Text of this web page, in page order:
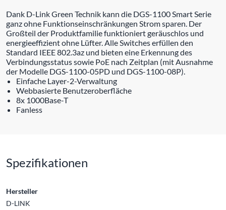
Dank D-Link Green Technik kann die DGS-1100 Smart Serie
ganz ohne Funktionseinschränkungen Strom sparen. Der
Großteil der Produktfamilie funktioniert geräuschlos und
energieeffizient ohne Lüfter. Alle Switches erfüllen den
Standard IEEE 802.3az und bieten eine Erkennung des
Verbindungsstatus sowie PoE nach Zeitplan (mit Ausnahme
der Modelle DGS-1100-05PD und DGS-1100-08P).
Einfache Layer-2-Verwaltung
Webbasierte Benutzeroberfläche
8x 1000Base-T
Fanless
Spezifikationen
Hersteller
D-LINK